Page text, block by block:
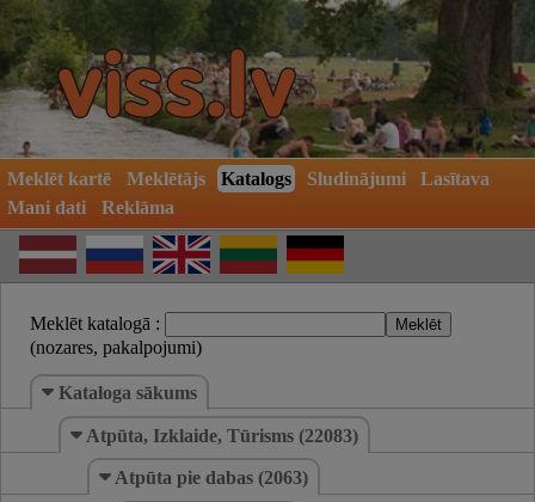
Meklēt kartē Meklētājs Katalogs Sludinājumi
Lasītava
Mani dati
Reklāma
Meklēt katalogā :
(nozares, pakalpojumi)
Kataloga sākums
Atpūta, Izklaide, Tūrisms (22083)
Atpūta pie dabas (2063)